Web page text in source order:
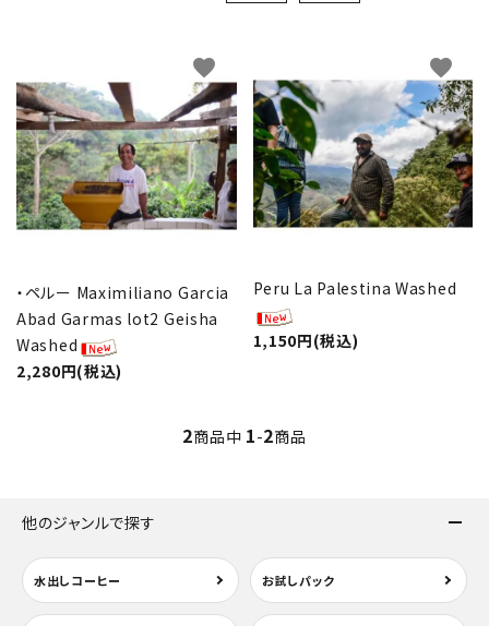
・ペルー Maximiliano Garcia
Abad Garmas lot2 Geisha
Washed
2,280円(税込)
favorite
Peru La Palestina Washed
1,150円(税込)
favorite
2商品中 1-2商品
他のジャンルで探す
水出しコーヒー お試しパック